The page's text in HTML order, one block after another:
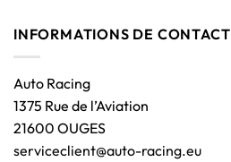
INFORMATIONS DE CONTACT
Auto Racing
1375 Rue de l’Aviation
21600 OUGES
serviceclient@auto-racing.eu